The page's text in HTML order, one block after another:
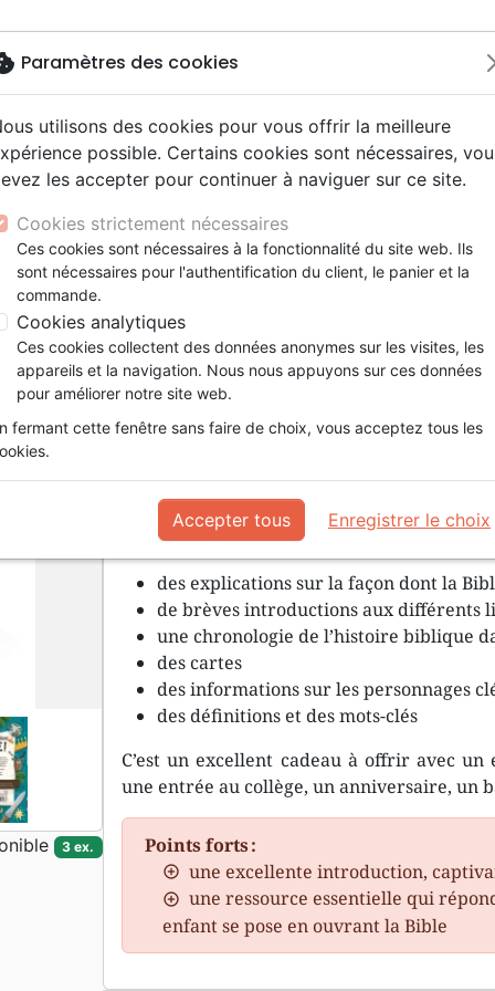
NouveautésBibles
Testaments
Etude biblique
Segond 21
Segond
NEG
Livres
Bandes dessinées
Famille, couple
Souffrance, Relation d'aide
Santé
eBooks
Couple
Découverte de la foi
Méditations
Souffrance, Relation d'aide
Psychologie
ans
Adolescents, jeunes
Bibles jeunesse
Latino, Folk
Soul
Rap, Hip-hop
Instrumental
Louange, Adoration
Hardrock, Métal
animés
conférences
Films, fiction
Documentaires, reportages
Jeux
Accessoires de Bible
Papeterie
la Bible - Explore le livre le plus important au monde
Ton petit guide pour lire la
Auteur :Katy Morgan
RéférenceBLF7163 EAN9782386571633
Description
Lire la Bible tout seul peut être
Parole de Dieu par eux-mêmes.
Inclus :
des explications sur la façon dont la
de brèves introductions aux différents
une chronologie de l’histoire biblique
des cartes
des informations sur les personnages
des définitions et des mots-clés
C’est un excellent cadeau à offrir avec
une entrée au collège, un anniversaire, un
Points forts :
une excellente introduction,
une ressource essentielle qui
enfant se pose en ouvrant la Bible
3 ex.
Paramètres des cookies
utilisons des cookies pour vous offrir la meilleure
possible. Certains cookies sont nécessaires,
les accepter pour continuer à naviguer sur ce site.
Cookies strictement nécessaires
Ces cookies sont nécessaires à la fonctionnalité du site web. Ils
sont nécessaires pour l'authentification du client, le panier et la
commande.
Cookies analytiques
Ces cookies collectent des données anonymes sur les visites, les
appareils et la navigation. Nous nous appuyons sur ces données
pour améliorer notre site web.
fermant cette fenêtre sans faire de choix, vous acceptez tous les
Accepter tous Enregistrer le choix